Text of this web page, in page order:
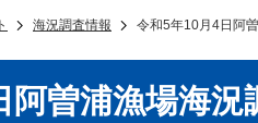
海況調査情報 令和5年10月4日阿
阿曽浦漁場海況